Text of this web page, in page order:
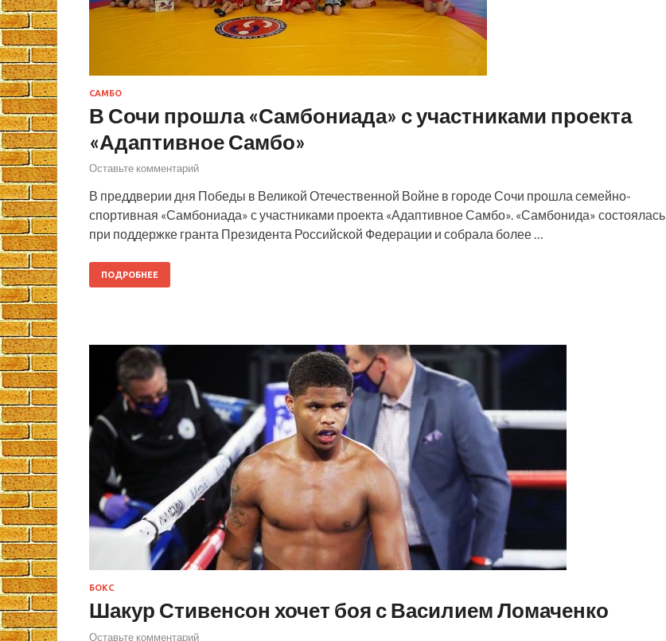
САМБО
В Сочи прошла «Самбониада» с участниками проекта
«Адаптивное Самбо»
Оставьте комментарий
В преддверии дня Победы в Великой Отечественной Войне в городе Сочи прошла семейно-
спортивная «Самбониада» с участниками проекта «Адаптивное Самбо». «Самбонида» состоялась
при поддержке гранта Президента Российской Федерации и собрала более …
ПОДРОБНЕЕ
БОКС
Шакур Стивенсон хочет боя с Василием Ломаченко
Оставьте комментарий